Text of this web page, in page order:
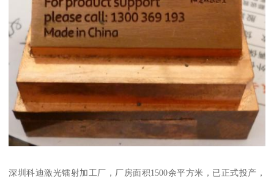
深圳科迪激光镭射加工厂，厂房面积1500余平方米，已正式投产，